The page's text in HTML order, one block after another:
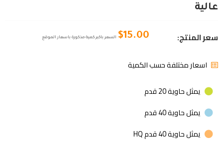
عالية
سعر المنتج: $15.00 السعر باكبر كمية مذكورة باسعار الموقع
اسعار مختلفة حسب الكمية
يمثل حاوية 20 قدم
يمثل حاوية 40 قدم
يمثل حاوية 40 قدم HQ